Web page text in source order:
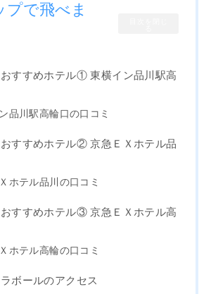
プで飛べま
すすめホテル① 東横イン品川駅高
品川駅高輪口の口コミ
すすめホテル② 京急ＥＸホテル品
ホテル品川の口コミ
すすめホテル③ 京急ＥＸホテル高
ホテル高輪の口コミ
ボールのアクセス